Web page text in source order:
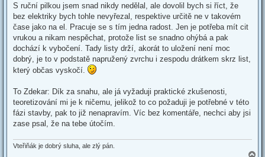
S ruční pilkou jsem snad nikdy nedělal, ale dovolil bych si říct, že
bez elektriky bych tohle nevyřezal, respektive určitě ne v takovém
čase jako na el. Pracuje se s tím jedna radost. Jen je potřeba mít cit
vrukou a nikam nespěchat, protože list se snadno ohýbá a pak
dochází k vybočení. Tady listy drží, akorát to uložení není moc
dobrý, je to v podstatě napružený zvrchu i zespodu drátkem skrz list,
který občas vyskočí.
To Zdekar: Dík za snahu, ale já vyžaduji praktické zkušenosti,
teoretizování mi je k ničemu, jelikož to co požaduji je potřebné v této
fázi stavby, pak to již nenapravím. Víc bez komentáře, nechci aby jsi
zase psal, že na tebe útočím.
Vteřiňák je dobrý sluha, ale zlý pán.